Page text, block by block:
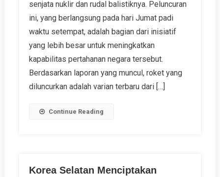
senjata nuklir dan rudal balistiknya. Peluncuran
ini, yang berlangsung pada hari Jumat padi
waktu setempat, adalah bagian dari inisiatif
yang lebih besar untuk meningkatkan
kapabilitas pertahanan negara tersebut.
Berdasarkan laporan yang muncul, roket yang
diluncurkan adalah varian terbaru dari […]
Continue Reading
Korea Selatan Menciptakan